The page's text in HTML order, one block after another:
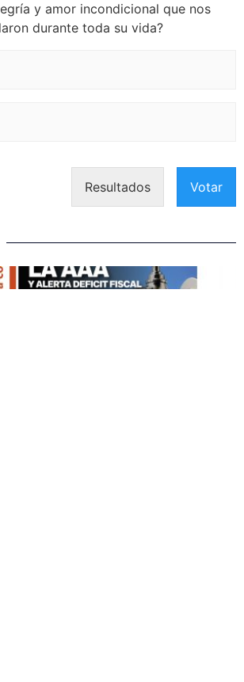
y amor incondicional que nos
durante toda su vida?
Resultados Votar